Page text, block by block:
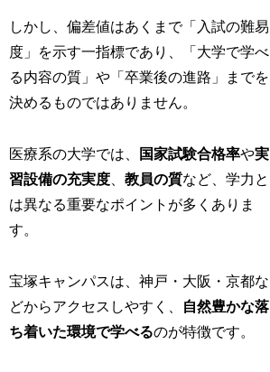
しかし、偏差値はあくまで「入試の難易
度」を示す一指標であり、「大学で学べ
る内容の質」や「卒業後の進路」までを
決めるものではありません。
医療系の大学では、 国家試験合格率や実
習設備の充実度 、教員の質など、学力と
は異なる重要なポイントが多くありま
す。
宝塚キャンパスは、神戸・大阪・京都な
どからアクセスしやすく、
自然豊かな落
ち着いた環境で学べるのが特徴です。